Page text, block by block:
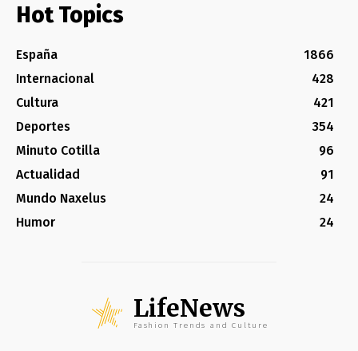
Hot Topics
España
1866
Internacional
428
Cultura
421
Deportes
354
Minuto Cotilla
96
Actualidad
91
Mundo Naxelus
24
Humor
24
LifeNews
Fashion Trends and Culture